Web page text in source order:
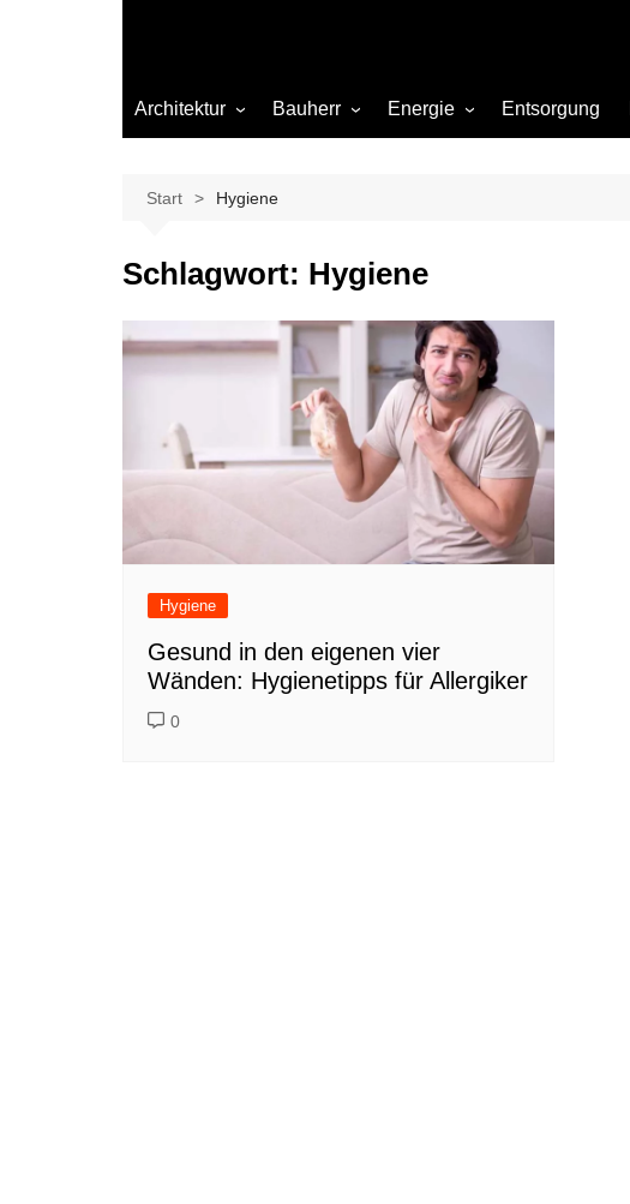
Architektur Bauherr
Garten
Materialien
Ökologisch bauen
Renovierung
Sanierung
Hygiene
Energie Entsorgung
Start Hygiene
Schlagwort: Hygiene
Hygiene
Gesund in den eigenen vier
Wänden: Hygienetipps für Allergiker
0